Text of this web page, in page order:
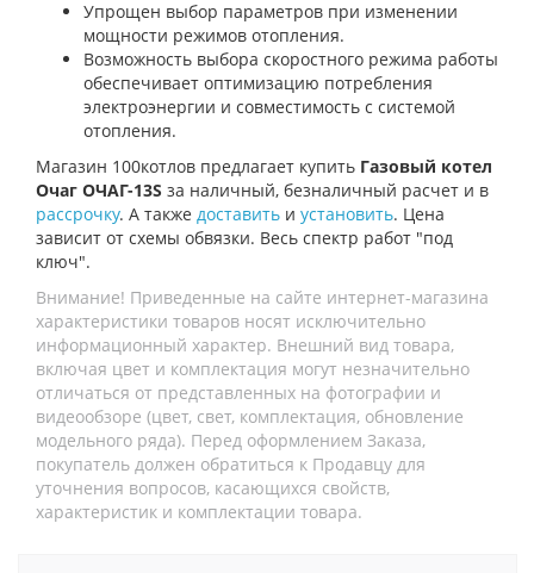
Упрощен выбор параметров при изменении
мощности режимов отопления.
Возможность выбора скоростного режима работы
обеспечивает оптимизацию потребления
электроэнергии и совместимость с системой
отопления.
Магазин 100котлов предлагает купить Газовый котел
Очаг ОЧАГ-13S за наличный, безналичный расчет и в
рассрочку. А также доставить и установить. Цена
зависит от схемы обвязки. Весь спектр работ "под
ключ".
Внимание! Приведенные на сайте интернет-магазина
характеристики товаров носят исключительно
информационный характер. Внешний вид товара,
включая цвет и комплектация могут незначительно
отличаться от представленных на фотографии и
видеообзоре (цвет, свет, комплектация, обновление
модельного ряда). Перед оформлением Заказа,
покупатель должен обратиться к Продавцу для
уточнения вопросов, касающихся свойств,
характеристик и комплектации товара.